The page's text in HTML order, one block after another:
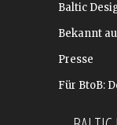
Baltic
Bekannt
Presse
Für BtoB: